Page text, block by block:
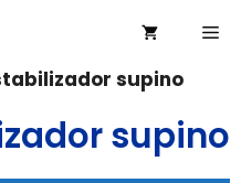
supino
supino